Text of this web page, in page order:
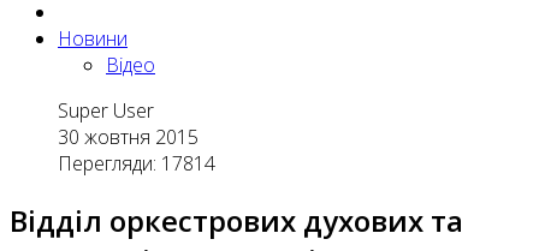
Новини
Відео
Super User
30 жовтня 2015
Перегляди: 17814
Відділ оркестрових духових та